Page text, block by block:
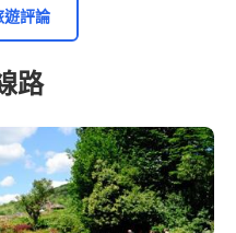
評論
路